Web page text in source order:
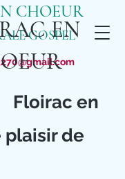
CHOEUR
GOSPEL
EN
en
plaisir de